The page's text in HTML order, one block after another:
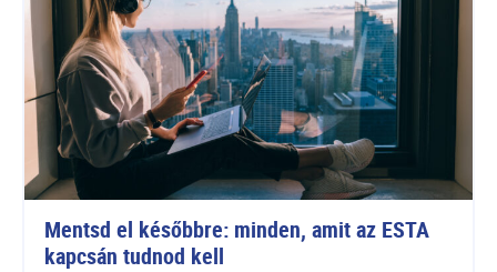
Mentsd el későbbre: minden, amit az ESTA
kapcsán tudnod kell